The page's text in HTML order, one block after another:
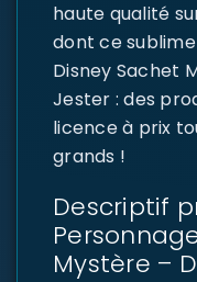
haute qualité
dont ce
Disney Sachet
Jester : des
licence à prix
grands !
Descriptif
Mystère –